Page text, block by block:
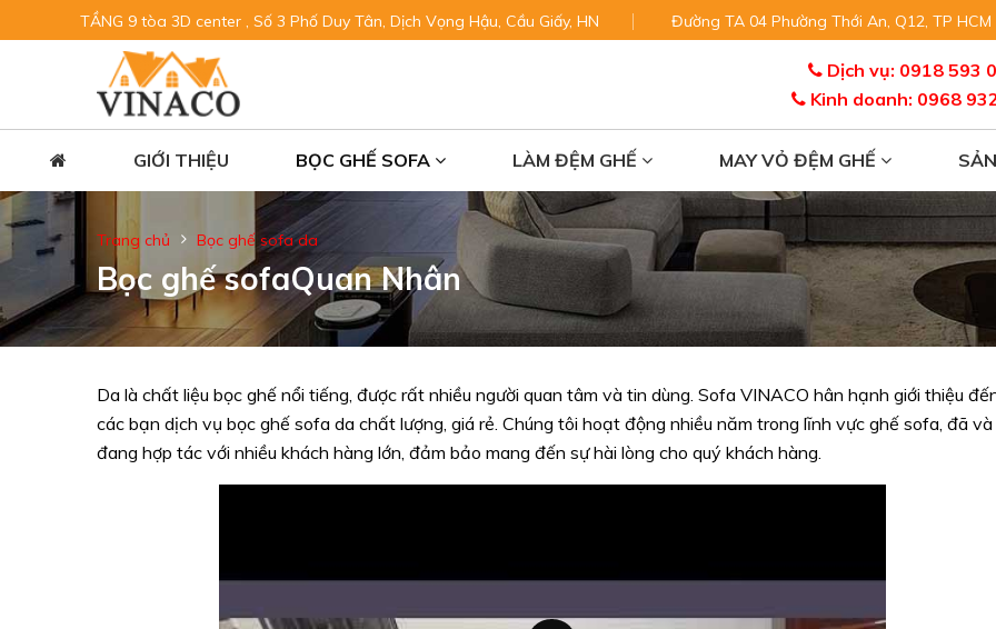
TẦNG 9 tòa 3D center , Số 3 Phố Duy Tân, Dịch Vọng Hậu, Cầu Giấy, HN Đường TA 04 Phường Thới An, Q12, TP HCM
Dịch vụ: 0918 593
Kinh doanh: 0968
GIỚI THIỆU BỌC GHẾ SOFA LÀM ĐỆM GHẾ MAY VỎ ĐỆM GHẾ
Trang chủ Bọc ghế sofa da
Bọc ghế sofaQuan Nhân
Da là chất liệu bọc ghế nổi tiếng, được rất nhiều người quan tâm và tin dùng. Sofa VINACO hân hạnh giới thiệu
các bạn dịch vụ bọc ghế sofa da chất lượng, giá rẻ. Chúng tôi hoạt động nhiều năm trong lĩnh vực ghế sofa, đã và
đang hợp tác với nhiều khách hàng lớn, đảm bảo mang đến sự hài lòng cho quý khách hàng.